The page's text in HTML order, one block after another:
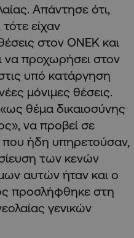
Απάντησε ότι,
είχαν
στον ΟΝΕΚ και
να προχωρήσει στον
υπό κατάργηση
μόνιμες θέσεις.
θέμα δικαιοσύνης
να προβεί σε
ήδη υπηρετούσαν,
των κενών
αυτών ήταν και ο
προσλήφθηκε στη
γενικών